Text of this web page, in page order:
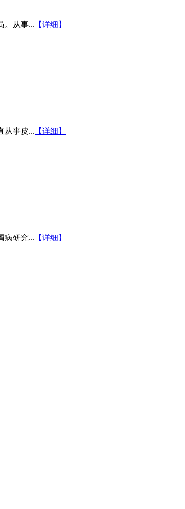
。从事... 【详细】
从事皮... 【详细】
病研究... 【详细】